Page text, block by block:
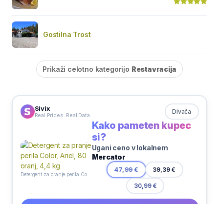
Gostilna Trost
Prikaži celotno kategorijo Restavracija
Sivix
Real Prices. Real Data Divača
Detergent za pranje perila Color, Ariel, 80 pranj, 4,4 kg
Kako pameten kupec
si?
Ugani ceno v lokalnem
Mercator
47,99 € 39,39 €
30,99 €